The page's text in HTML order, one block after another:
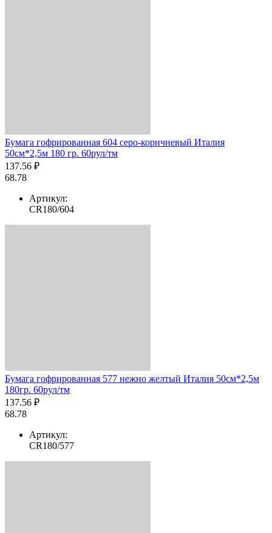
Бумага гофрированная 604 серо-коричневый Италия
50см*2,5м 180 гр. 60рул/тм
137.56 ₽
68.78
Артикул:
CR180/604
Бумага гофрированная 577 нежно желтый Италия 50см*2,5м
180гр. 60рул/тм
137.56 ₽
68.78
Артикул:
CR180/577